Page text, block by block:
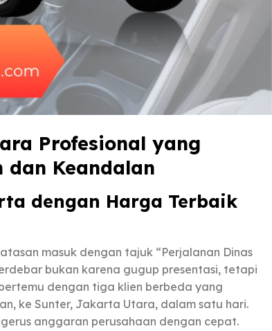
Profesional yang
Keandalan
dengan Harga Terbaik
masuk dengan tajuk “Perjalanan Dinas
bukan karena gugup presentasi, tetapi
dengan tiga klien berbeda yang
ke Sunter, Jakarta Utara, dalam satu hari.
anggaran perusahaan dengan cepat.